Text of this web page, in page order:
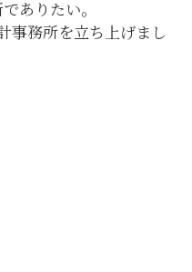
ありたい。
事務所を立ち上げまし